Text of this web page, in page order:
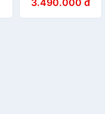
NHập Đức Hàng
Chính hãng